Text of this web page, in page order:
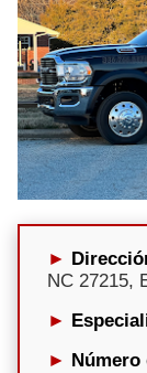
NC 27215,